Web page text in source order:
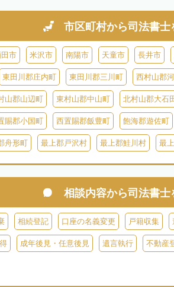
市区町村から司法書士
市 米沢市 南陽市 天童市 長井市
東田川郡庄内町 東田川郡三川町 西村山郡
山郡山辺町 東村山郡中山町 北村山郡大石
賜郡小国町 西置賜郡飯豊町 飽海郡遊佐町
舟形町 最上郡戸沢村 最上郡鮭川村 最
相談内容から司法書士
相続登記 口座の名義変更 戸籍収集
成年後見・任意後見 遺言執行 不動産